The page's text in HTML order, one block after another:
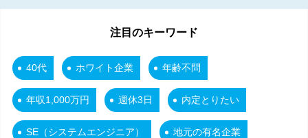
注目のキーワード
40代 ホワイト企業 年齢不問
年収1,000万円 週休3日 内定とりたい
SE（システムエンジニア） 地元の有名企業